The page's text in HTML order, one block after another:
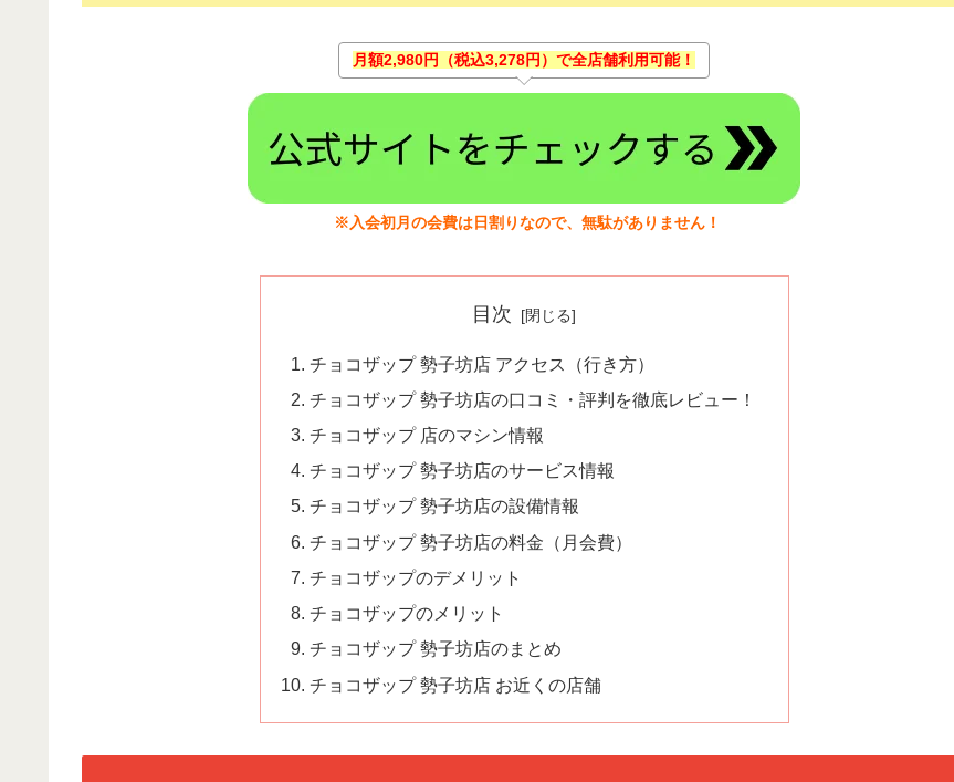
月額2,980円（税込3,278円）で全店舗利用可能！
※入会初月の会費は日割りなので、無駄がありません！
目次
チョコザップ 勢子坊店 アクセス（行き方）
チョコザップ 勢子坊店の口コミ・評判を徹底レビュー！
チョコザップ 店のマシン情報
チョコザップ 勢子坊店のサービス情報
チョコザップ 勢子坊店の設備情報
チョコザップ 勢子坊店の料金（月会費）
チョコザップのデメリット
チョコザップのメリット
チョコザップ 勢子坊店のまとめ
チョコザップ 勢子坊店 お近くの店舗